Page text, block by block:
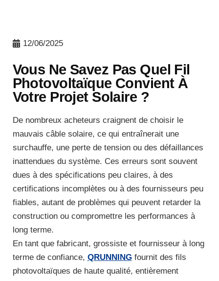
12/06/2025
Vous Ne Savez Pas Quel Fil
Photovoltaïque Convient À
Votre Projet Solaire ?
De nombreux acheteurs craignent de choisir le
mauvais câble solaire, ce qui entraînerait une
surchauffe, une perte de tension ou des défaillances
inattendues du système. Ces erreurs sont souvent
dues à des spécifications peu claires, à des
certifications incomplètes ou à des fournisseurs peu
fiables, autant de problèmes qui peuvent retarder la
construction ou compromettre les performances à
long terme.
En tant que fabricant, grossiste et fournisseur à long
terme de confiance, QRUNNINGfournit des fils
photovoltaïques de haute qualité, entièrement